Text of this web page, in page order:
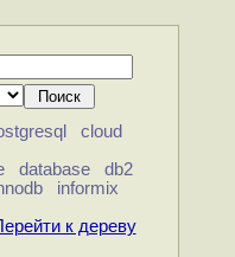
cloud
database
db2
informix
к дереву